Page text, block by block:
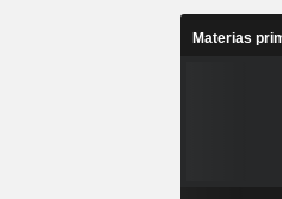
Materias